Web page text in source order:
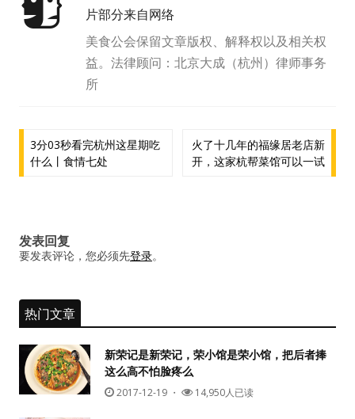
片部分来自网络
美食公会保留文章版权、解释权以及相关权
益。法律顾问：北京大成（杭州）律师事务
所
3分03秒看完杭州这星期吃
什么丨食情七处
火了十几年的福缘居老店新
开，这家杭帮菜馆可以一试
发表回复
要发表评论，您必须先登录。
热门文章
新荣记是新荣记，荣小馆是荣小馆，把后者捧
这么高不怕脸疼么
2017-12-19 ・ 14,950人已读